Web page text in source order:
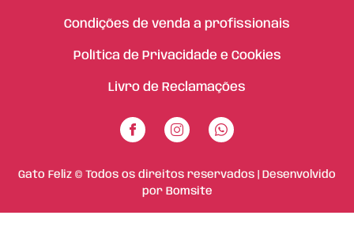
Condições de venda a profissionais
Política de Privacidade e Cookies
Livro de Reclamações
Gato Feliz © Todos os direitos reservados | Desenvolvido
por Bomsite